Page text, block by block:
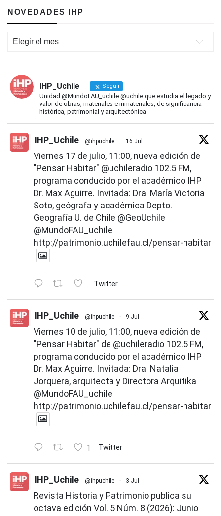
NOVEDADES IHP
Novedades
IHP_Uchile Seguir
Unidad @MundoFAU_uchile @uchile que estudia el legado y
valor de obras, materiales e inmateriales, de significancia
histórica, patrimonial y arquitectónica
IHP_Uchile @ihpuchile · 16 Jul
Viernes 17 de julio, 11:00, nueva edición de
"Pensar Habitar" @uchileradio 102.5 FM,
programa conducido por el académico IHP
Dr. Max Aguirre. Invitada: Dra. María Victoria
Soto, geógrafa y académica Depto.
Geografía U. de Chile @GeoUchile
@MundoFAU_uchile
http://patrimonio.uchilefau.cl/pensar-habitar
Twitter
IHP_Uchile @ihpuchile · 9 Jul
Viernes 10 de julio, 11:00, nueva edición de
"Pensar Habitar" de @uchileradio 102.5 FM,
programa conducido por el académico IHP
Dr. Max Aguirre. Invitada: Dra. Natalia
Jorquera, arquitecta y Directora Arquitika
@MundoFAU_uchile
http://patrimonio.uchilefau.cl/pensar-habitar
1 Twitter
IHP_Uchile @ihpuchile · 3 Jul
Revista Historia y Patrimonio publica su
octava edición Vol. 5 Núm. 8 (2026): Junio